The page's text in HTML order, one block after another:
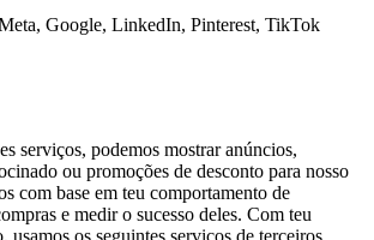
Google, LinkedIn, Pinterest, TikTok
serviços, podemos mostrar anúncios,
ou promoções de desconto para nosso
com base em teu comportamento de
e medir o sucesso deles. Com teu